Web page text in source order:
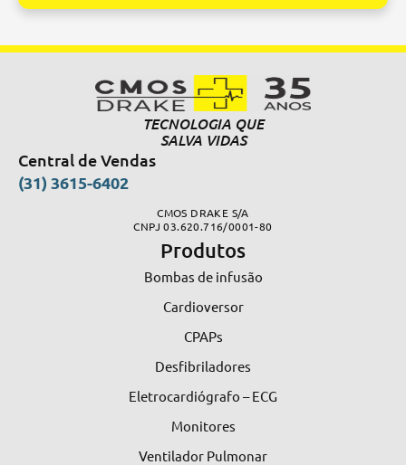
TECNOLOGIA QUE
SALVA VIDAS
Central de Vendas
(31) 3615-6402
CMOS DRAKE S/A
CNPJ 03.620.716/0001-80
Produtos
Bombas de infusão
Cardioversor
CPAPs
Desfibriladores
Eletrocardiógrafo – ECG
Monitores
Ventilador Pulmonar